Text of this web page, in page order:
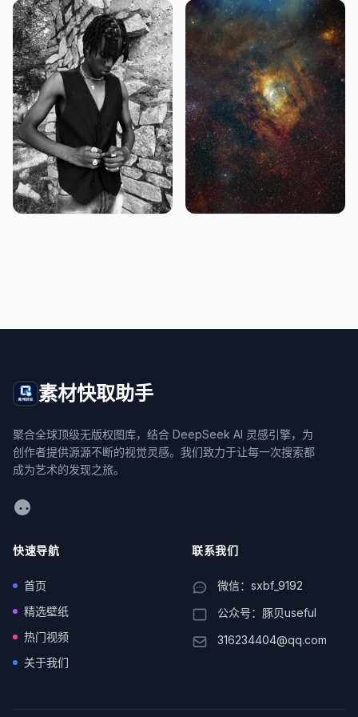
素材快取助手
聚合全球顶级无版权图库，结合 DeepSeek AI 灵感引擎，为
创作者提供源源不断的视觉灵感。我们致力于让每一次搜索都
成为艺术的发现之旅。
WeChat
快速导航
首页
精选壁纸
热门视频
关于我们
联系我们
微信：sxbf_9192
公众号：豚贝useful
316234404@qq.com